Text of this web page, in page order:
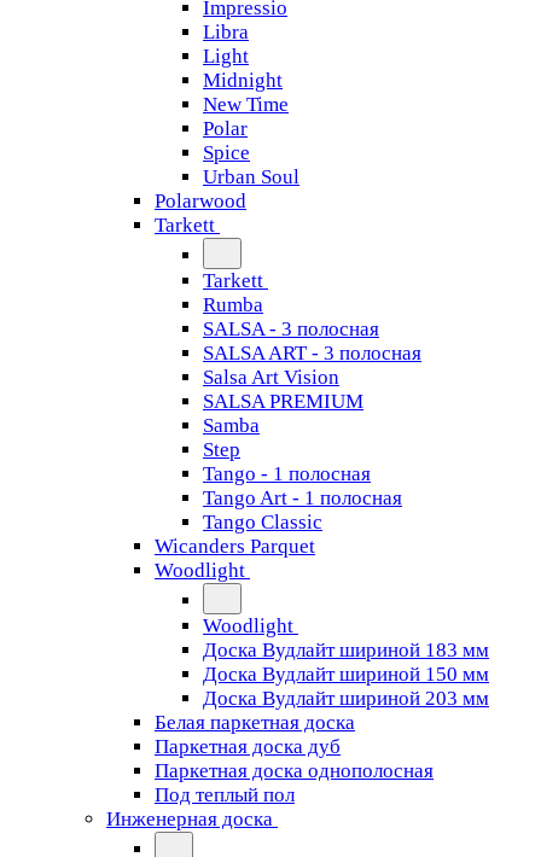
Impressio
Libra
Light
Midnight
New Time
Polar
Spice
Urban Soul
Polarwood
Tarkett
Tarkett
Rumba
SALSA - 3 полосная
SALSA ART - 3 полосная
Salsa Art Vision
SALSA PREMIUM
Samba
Step
Tango - 1 полосная
Tango Art - 1 полосная
Tango Classiс
Wicanders Parquet
Woodlight
Woodlight
Доска Вудлайт шириной 183 мм
Доска Вудлайт шириной 150 мм
Доска Вудлайт шириной 203 мм
Белая паркетная доска
Паркетная доска дуб
Паркетная доска однополосная
Под теплый пол
Инженерная доска